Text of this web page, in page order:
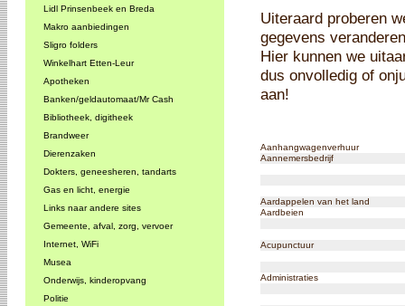
Lidl Prinsenbeek en Breda
Makro aanbiedingen
Sligro folders
Winkelhart Etten-Leur
Apotheken
Banken/geldautomaat/Mr Cash
Bibliotheek, digitheek
Brandweer
Dierenzaken
Dokters, geneesheren, tandarts
Gas en licht, energie
Links naar andere sites
Gemeente, afval, zorg, vervoer
Internet, WiFi
Musea
Onderwijs, kinderopvang
Politie
Uiteraard proberen
gegevens
Hier kunnen we
dus onvolledig of
aan!
Aanhangwagenverhuur
Aannemersbedrijf
Aardappelen van het land
Aardbeien
Acupunctuur
Administraties